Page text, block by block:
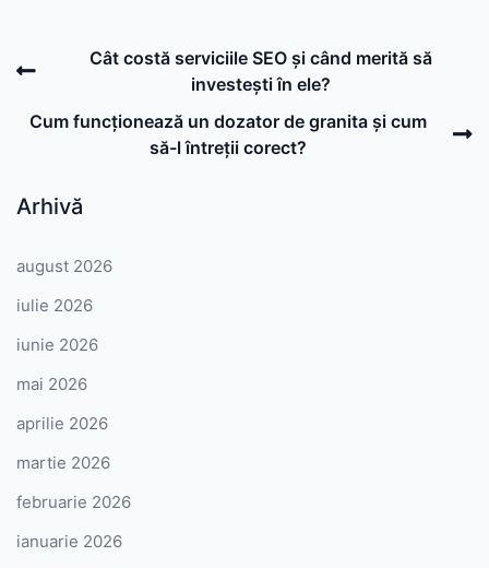
Post
Cât costă serviciile SEO și când merită să
investești în ele?
Cum funcționează un dozator de granita și cum
să-l întreții corect?
Arhivă
august 2026
iulie 2026
iunie 2026
mai 2026
aprilie 2026
martie 2026
februarie 2026
ianuarie 2026